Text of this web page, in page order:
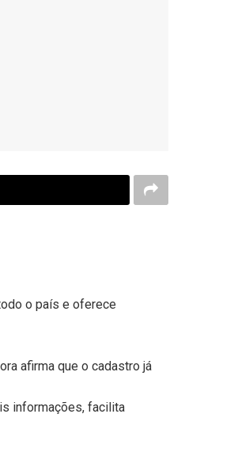
o país e oferece
afirma que o cadastro já
informações, facilita